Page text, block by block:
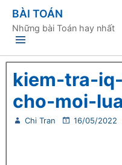
BÀI TOÁN
Những bài Toán hay nhất
kiem-tra-
cho-moi-
Chi Tran 16/05/2022